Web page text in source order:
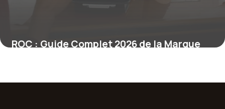
ROC : Guide Complet 2026 de la Marque